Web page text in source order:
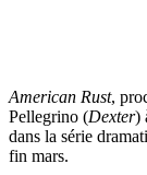
American Rust,
Pellegrino (Dexter)
dans la série
fin mars.